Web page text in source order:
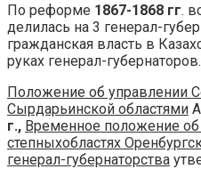
По реформе 1867-1868 гг.
делилась на 3 генерал-
гражданская власть в
руках генерал-губернаторов.
Положение об управлении
Сырдарьинской областями
г., Временное положение
степныхобластях
генерал-губернаторства